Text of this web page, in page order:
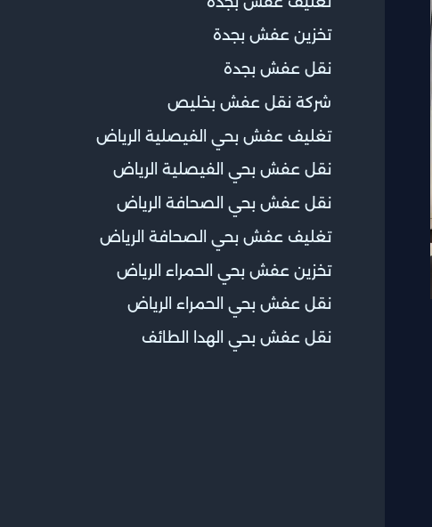
تخزين عفش بجدة
نقل عفش بجدة
شركة نقل عفش بخليص
تغليف عفش بحي الفيصلية الرياض
نقل عفش بحي الفيصلية الرياض
نقل عفش بحي الصحافة الرياض
تغليف عفش بحي الصحافة الرياض
تخزين عفش بحي الحمراء الرياض
نقل عفش بحي الحمراء الرياض
نقل عفش بحي الهدا الطائف